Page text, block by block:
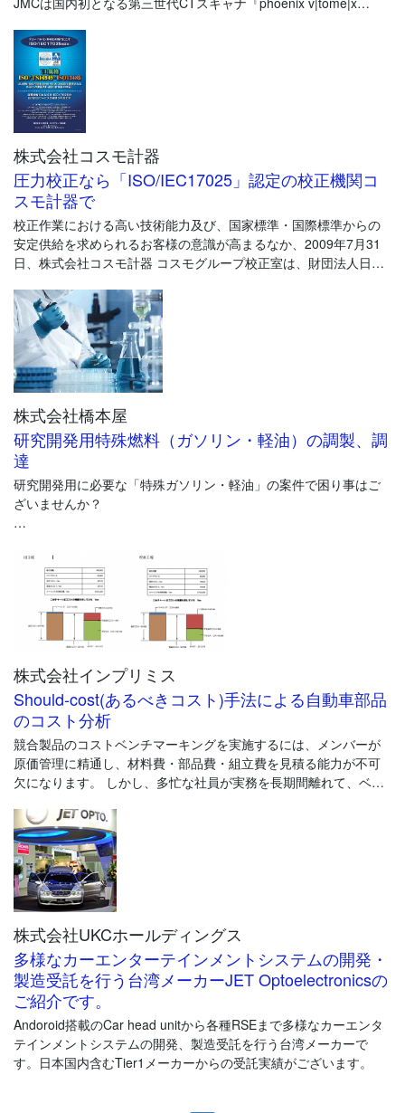
https://www.jmc-ct.jp/
CTスキャナによる金属・樹脂製品の測定・検査サービスをご提供
致します。
CTスキャナとは物体を透過する"X線"を製品に当てることで、
物体内部の大小さまざまな構造を可視化する装置のことです。
JMCが導入するCTスキャナ『v|tome|x c450』は製品の内部検査
や、
内部寸法の計測を短時間で行なうことが出来ます。
また、図面やCADデータが存在しない製品の2D・3Dデータ化や、
応力解析や流動解析などへの撮影データの利用が可能です。
>>詳しくは、CTスキャンサービス専門サイトへ
https://www.jmc-ct.jp/
株式会社コスモ計器
圧力校正なら「ISO/IEC17025」認定の校正機関コ
スモ計器で
校正作業における高い技術能力及び、国家標準・国際標準からの
安定供給を求められるお客様の意識が高まるなか、2009年7月31
日、株式会社コスモ計器 コスモグループ校正室は、財団法人日本
ISO/IEC 17025：2005（校正機関及び試験所の能力に関する一般
的要求事項）に適合し圧力校正機関として認定されました。
今後は計測機器メーカとして製品の提供のみならず、さらに信頼
性の高い校正サービスを提供させて頂くこととなりました。ご用
命、ご利用などお気軽にご相談下さい。
株式会社橋本屋
研究開発用特殊燃料（ガソリン・軽油）の調製、調
達
研究開発用に必要な「特殊ガソリン・軽油」の案件で困り事はご
ざいませんか？
弊社は、研究開発に使用する試験用特殊燃料の販売、調製及び付
随する試験分析に多数の実績を持つ商社でございます。
試験用に特殊な燃料のご要望がございましたら、お気軽にご相談
株式会社インプリミス
Should-cost(あるべきコスト)手法による自動車部品
のコスト分析
競合製品のコストベンチマーキングを実施するには、メンバーが
原価管理に精通し、材料費・部品費・組立費を見積る能力が不可
欠になります。 しかし、多忙な社員が実務を長期間離れて、ベン
ィアダウンチームがない企業では、こうした活動を行うのは難し
いのが実情です。
インプリミスは、コストベンチマーキング手法を体系化し、短期
間で効率よく、廉価でコスト分析を行う手法を確立しました。 機
械加工部品の分析と電子部品の分析 組み合わせることによりほぼ
すべての製品のコスト解析を可能にしました。
米国ブースロイド・デュウハースト(BDI) 社のDFMA(Design for
Manufacture & Assembly)は、テアダウンの際のコスト分析ベンチ
マーキングツールとして多くの企業で利用されています。 このツ
ールは、生産コスト解析に基づくコストモデルと呼ばれるアルゴ
リズムにより製品のあるべきコスト（should-cost)を明らかにしま
す。
株式会社UKCホールディングス
多様なカーエンターテインメントシステムの開発・
製造受託を行う台湾メーカーJET Optoelectronicsの
ご紹介です。
Andoroid搭載のCar head unitから各種RSEまで多様なカーエンタ
テインメントシステムの開発、製造受託を行う台湾メーカーで
す。日本国内含むTier1メーカーからの受託実績がございます。